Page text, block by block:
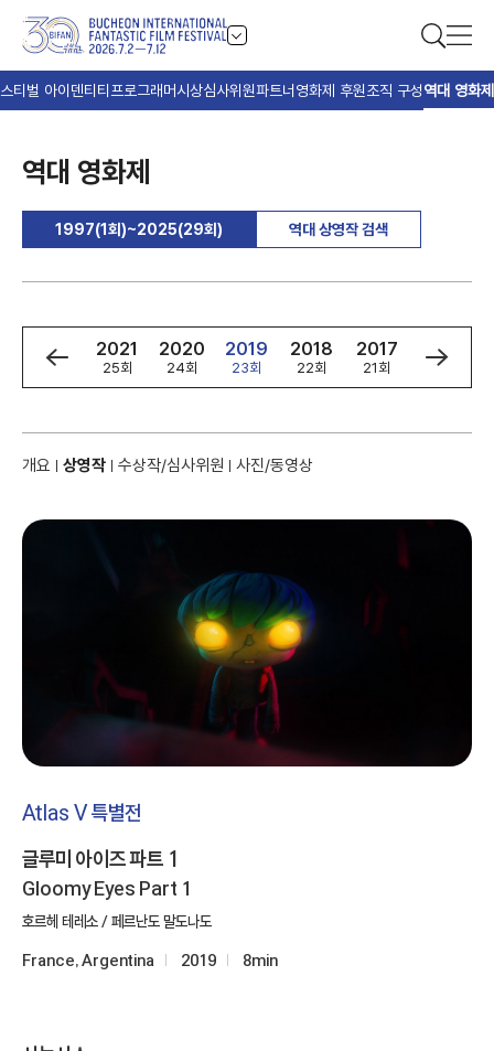
티벌 아이덴티티 프로그래머시상심사위원파트너 영화제 후원조직 구성역대 영화제
역대 영화제
1997(1회)~2025(29회) 역대 상영작 검색
2022
26회
2021
25회
2020
24회
2019
23회
2018
22회
2017
21회
2016
20회
개요 상영작 수상작/심사위원 사진/동영상
Atlas V 특별전
글루미 아이즈 파트 1
Gloomy Eyes Part 1
호르헤 테레소 / 페르난도 말도나도
France, Argentina 2019 8min